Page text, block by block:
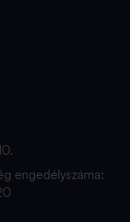
engedélyszáma: